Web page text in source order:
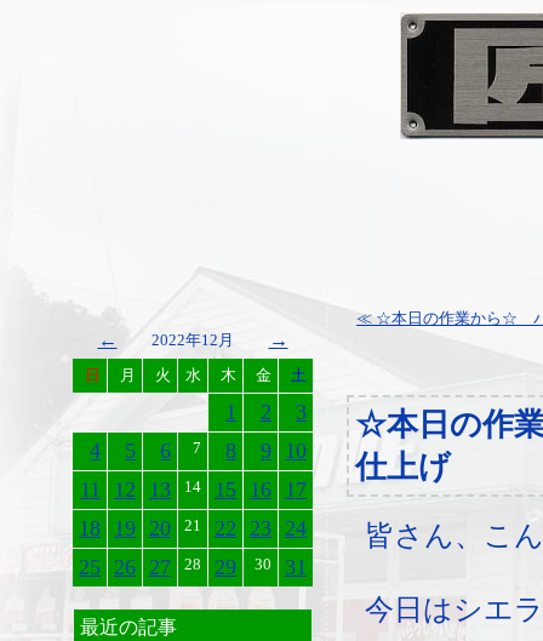
← 2022年12月 →
日 月 火 水 木 金 土
1 2
3
4
5 6 7 8 9 10
11
12 13 14 15 16 17
18 19 20 21 22 23 24
25 26 27 28 29 30 31
最近の記事
≪ ☆本日の作業から☆
☆本日の作
仕上げ
皆さん、こ
今日はシエ